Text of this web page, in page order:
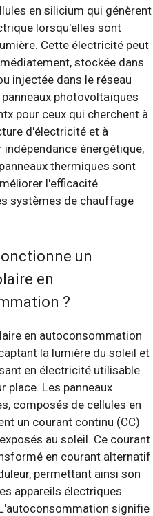
en silicium qui génèrent
lorsqu'elles sont
Cette électricité peut
stockée dans
injectée dans le réseau
photovoltaïques
pour ceux qui cherchent à
d'électricité et à
indépendance énergétique,
thermiques sont
l'efficacité
systèmes de chauffage
un
en
?
en autoconsommation
la lumière du soleil et
en électricité utilisable
place. Les panneaux
composés de cellules en
un courant continu (CC)
au soleil. Ce courant
en courant alternatif
permettant ainsi son
appareils électriques
signifie